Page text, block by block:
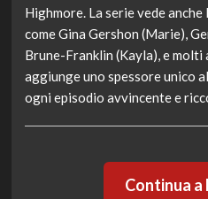
Highmore. La serie vede
come Gina Gershon (Marie),
Brune-Franklin (Kayla), e
aggiunge uno spessore unico
ogni episodio avvincente e
Continua a